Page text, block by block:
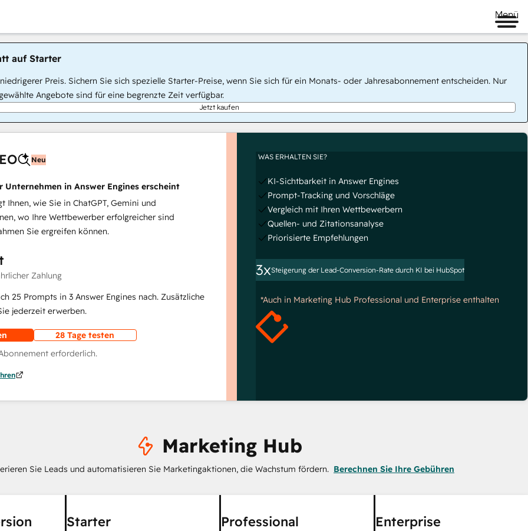
Menü
auf Starter
Preis. Sichern Sie sich spezielle Starter-Preise, wenn Sie sich für ein Monats- oder Jahresabonnement entscheiden. Nur
Angebote sind für eine begrenzte Zeit verfügbar.
Jetzt kaufen
Neu
Unternehmen in Answer Engines erscheint
Ihnen, wie Sie in ChatGPT, Gemini und
wo Ihre Wettbewerber erfolgreicher sind
Sie ergreifen können.
Zahlung
25 Prompts in 3 Answer Engines nach. Zusätzliche
jederzeit erwerben.
28 Tage testen
erforderlich.
WAS ERHALTEN SIE?
KI-Sichtbarkeit in Answer Engines
Prompt-Tracking und Vorschläge
Vergleich mit Ihren Wettbewerbern
Quellen- und Zitationsanalyse
Priorisierte Empfehlungen
3xSteigerung der Lead-Conversion-Rate durch KI bei HubSpot
*Auch in Marketing Hub Professional und Enterprise enthalten
Marketing Hub
Sie Leads und automatisieren Sie Marketingaktionen, die Wachstum fördern. Berechnen Sie Ihre Gebühren
Starter Professional Enterprise